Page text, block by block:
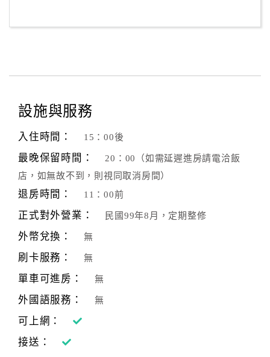
設施與服務
入住時間： 15：00後
最晚保留時間：
20：00（如需延遲進房請電洽飯
店，如無故不到，則視同取消房間）
退房時間： 11：00前
正式對外營業： 民國99年8月，定期整修
外幣兌換： 無
刷卡服務： 無
單車可進房： 無
外國語服務： 無
可上網：
接送：